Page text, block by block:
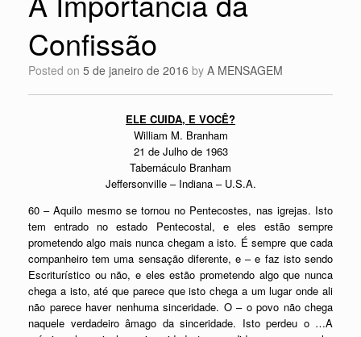
Confissão
Posted on 5 de janeiro de 2016 by A MENSAGEM
ELE CUIDA, E VOCÊ?
William M. Branham
21 de Julho de 1963
Tabernáculo Branham
Jeffersonville – Indiana – U.S.A.
60 – Aquilo mesmo se tornou no Pentecostes, nas igrejas. Isto
tem entrado no estado Pentecostal, e eles estão sempre
prometendo algo mais nunca chegam a isto. É sempre que cada
companheiro tem uma sensação diferente, e – e faz isto sendo
Escriturístico ou não, e eles estão prometendo algo que nunca
chega a isto, até que parece que isto chega a um lugar onde ali
não parece haver nenhuma sinceridade. O – o povo não chega
naquele verdadeiro âmago da sinceridade. Isto perdeu o …A